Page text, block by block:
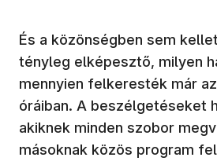
És a közönségben sem
tényleg elképesztő, milyen
mennyien felkeresték már
óráiban. A beszélgetéseket
akiknek minden szobor
másoknak közös program